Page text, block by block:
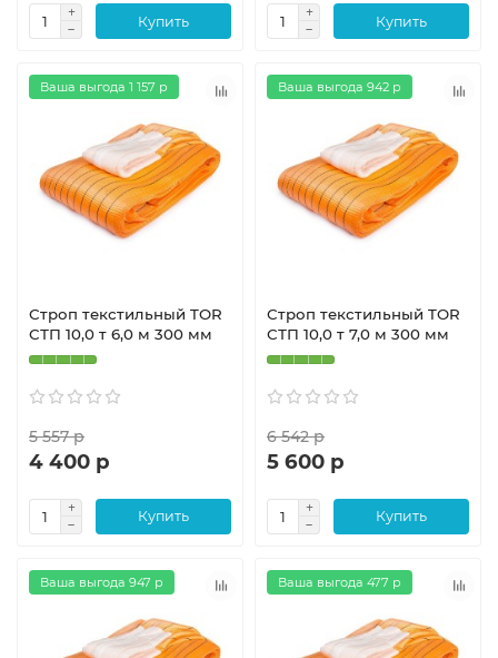
Купить Купить
Ваша выгода 1 157 р
Строп текстильный TOR
СТП 10,0 т 6,0 м 300 мм
5 557 р
4 400 р
Купить
Ваша выгода 942 р
Строп текстильный TOR
СТП 10,0 т 7,0 м 300 мм
6 542 р
5 600 р
Купить
Ваша выгода 947 р Ваша выгода 477 р